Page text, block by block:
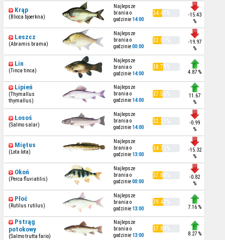
Krąp
(Blicca bjoerkna)
Najlepsze
brania o
godzinie 14:00
34.41%
-15.43
%
Leszcz
(Abramis brama)
Najlepsze
brania o
godzinie00:00
32.85%
-19.97
%
Lin
(Tinca tinca)
Najlepsze
brania o
godzinie 14:00
38.79%
4.87 %
Lipień
(Thymallus
thymallus)
Najlepsze
brania o
godzinie 14:00
37.53%
11.67
%
Łosoś
(Salmo salar)
Najlepsze
brania o
godzinie 14:00
32.21%
-0.99
%
Miętus
(Lota lota)
Najlepsze
brania o
godzinie 13:00
34.72%
-15.32
%
Okoń
(Perca fluviatilis)
Najlepsze
brania o
godzinie00:00
37.84%
-0.82
%
Płoć
(Rutilus rutilus)
Najlepsze
brania o
godzinie 13:00
39.41%
7.16 %
Pstrąg
potokowy
(Salmo trutta fario)
Najlepsze
brania o
godzinie 13:00
37.84%
8.27 %